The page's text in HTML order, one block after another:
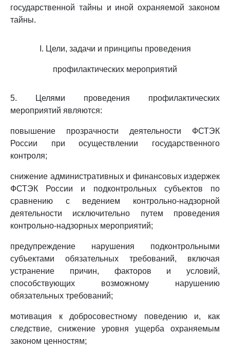
государственной тайны и иной охраняемой законом
тайны.
I. Цели, задачи и принципы проведения
профилактических мероприятий
5. Целями проведения профилактических
мероприятий являются:
повышение прозрачности деятельности ФСТЭК
России при осуществлении государственного
контроля;
снижение административных и финансовых издержек
ФСТЭК России и подконтрольных субъектов по
сравнению с ведением контрольно-надзорной
деятельности исключительно путем проведения
контрольно-надзорных мероприятий;
предупреждение нарушения подконтрольными
субъектами обязательных требований, включая
устранение причин, факторов и условий,
способствующих возможному нарушению
обязательных требований;
мотивация к добросовестному поведению и, как
следствие, снижение уровня ущерба охраняемым
законом ценностям;